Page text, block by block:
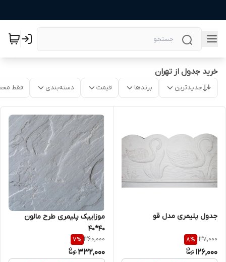
خرید جدول از تهران
جدیدترین برندها قیمت دسته‌بندی فقط
جدول پلیمری مدل قو
137,000
8%
126,000
موزاییک پلیمری طرح مالون
40*40
360,000
7%
332,000